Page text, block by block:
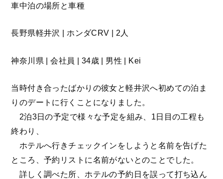
車中泊の場所と車種
長野県軽井沢 | ホンダCRV | 2人
神奈川県 | 会社員 | 34歳 | 男性 | Kei
当時付き合ったばかりの彼女と軽井沢へ初めての泊ま
りのデートに行くことになりました。
2泊3日の予定で様々な予定を組み、1日目の工程も
終わり、
ホテルへ行きチェックインをしようと名前を告げた
ところ、予約リストに名前がないとのことでした。
詳しく調べた所、ホテルの予約日を誤って打ち込ん